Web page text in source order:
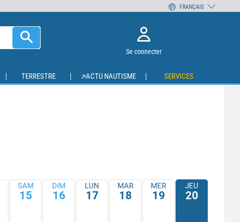
Se connecter
TERRESTRE ACTU NAUTISME SERVICES
SAM
15
DIM
16
LUN
17
MAR
18
MER
19
JEU
20
FRANÇAIS